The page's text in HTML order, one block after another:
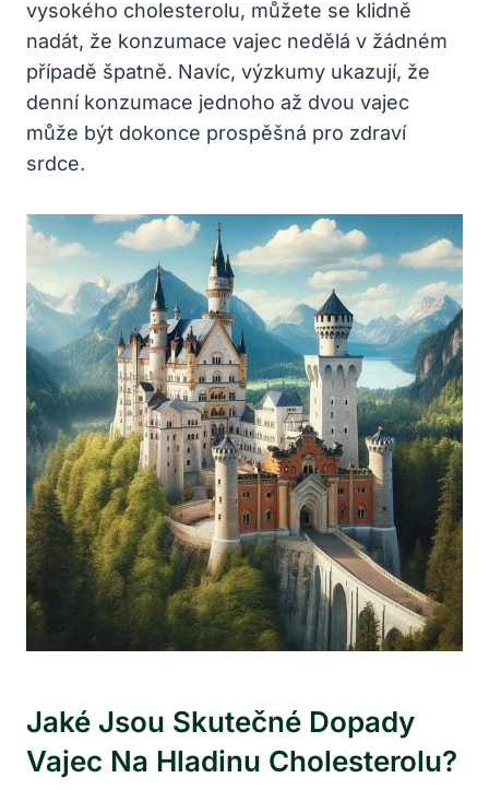
vysokého cholesterolu, můžete se klidně
nadát, že konzumace vajec nedělá v žádném
případě špatně. Navíc, výzkumy ukazují, že
denní konzumace jednoho až dvou vajec
může být dokonce prospěšná pro zdraví
srdce.
Jaké Jsou Skutečné Dopady
Vajec Na Hladinu Cholesterolu?